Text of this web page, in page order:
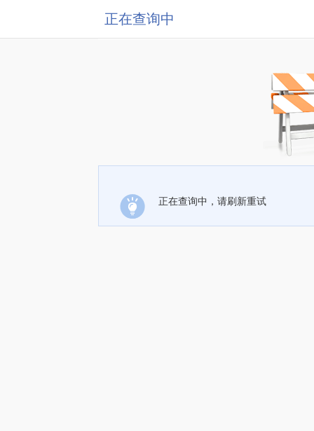
正在查询中
正在查询中，请刷新重试